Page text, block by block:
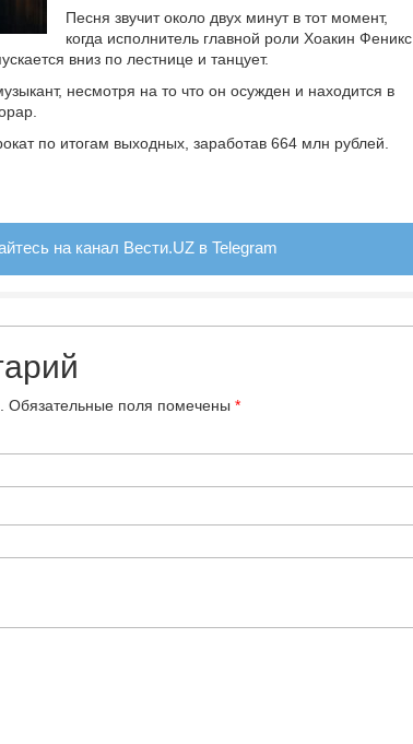
Песня звучит около двух минут в тот момент,
когда исполнитель главной роли Хоакин Феникс
вниз по лестнице и танцует.
несмотря на то что он осужден и находится в
по итогам выходных, заработав 664 млн рублей.
на канал Вести.UZ в Telegram
Обязательные поля помечены *